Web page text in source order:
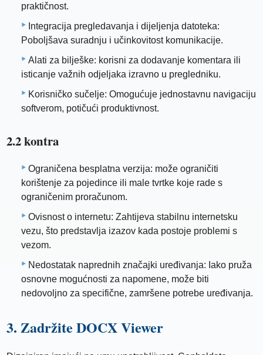
praktičnost.
Integracija pregledavanja i dijeljenja datoteka:
Poboljšava suradnju i učinkovitost komunikacije.
Alati za bilješke: korisni za dodavanje komentara ili
isticanje važnih odjeljaka izravno u pregledniku.
Korisničko sučelje: Omogućuje jednostavnu navigaciju
softverom, potičući produktivnost.
2.2 kontra
Ograničena besplatna verzija: može ograničiti
korištenje za pojedince ili male tvrtke koje rade s
ograničenim proračunom.
Ovisnost o internetu: Zahtijeva stabilnu internetsku
vezu, što predstavlja izazov kada postoje problemi s
vezom.
Nedostatak naprednih značajki uređivanja: Iako pruža
osnovne mogućnosti za napomene, može biti
nedovoljno za specifične, zamršene potrebe uređivanja.
3. Zadržite DOCX Viewer